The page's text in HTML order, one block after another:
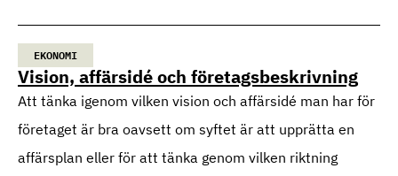
EKONOMI
Vision, affärsidé och företagsbeskrivning
Att tänka igenom vilken vision och affärsidé man har för
företaget är bra oavsett om syftet är att upprätta en
affärsplan eller för att tänka genom vilken riktning